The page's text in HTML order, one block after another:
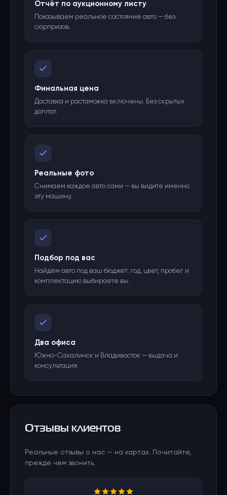
Отчёт по аукционному листу
Показываем реальное состояние авто — без
сюрпризов.
Финальная цена
Доставка и растаможка включены. Без скрытых
доплат.
Реальные фото
Снимаем каждое авто сами — вы видите именно
эту машину.
Подбор под вас
Найдём авто под ваш бюджет: год, цвет, пробег и
комплектацию выбираете вы.
Два офиса
Южно-Сахалинск и Владивосток — выдача и
консультация.
Отзывы клиентов
Реальные отзывы о нас — на картах. Почитайте,
прежде чем звонить.